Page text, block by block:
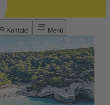
Kontakt Menü